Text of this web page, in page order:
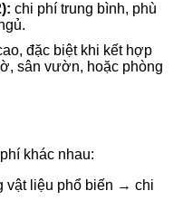
chi phí trung bình, phù
đặc biệt khi kết hợp
sân vườn, hoặc phòng
khác nhau:
vật liệu phổ biến → chi